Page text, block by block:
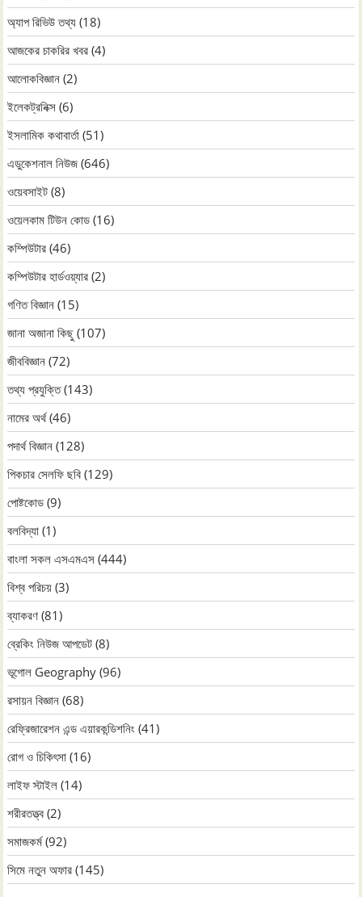
অ্যাপ রিভিউ তথ্য (18)
আজকের চাকরির খবর (4)
আলোকবিজ্ঞান (2)
ইলেকট্রনিক্স (6)
ইসলামিক কথাবার্তা (51)
এডুকেশনাল নিউজ (646)
ওয়েবসাইট (8)
ওয়েলকাম টিউন কোড (16)
কম্পিউটার (46)
কম্পিউটার হার্ডওয়্যার (2)
গণিত বিজ্ঞান (15)
জানা অজানা কিছু (107)
জীববিজ্ঞান (72)
তথ্য প্রযুক্তি(143)
নামের অর্থ(46)
পদার্থ বিজ্ঞান (128)
পিকচার সেলফি ছবি (129)
পোষ্টকোড (9)
বলবিদ্যা (1)
বাংলা সকল এসএমএস (444)
বিশ্ব পরিচয় (3)
ব্যাকরণ (81)
ব্রেকিং নিউজ আপডেট (8)
ভূগোল Geography (96)
রসায়ন বিজ্ঞান (68)
রেফ্রিজারেশন এন্ড এয়ারকন্ডিশনিং (41)
রোগ ও চিকিৎসা (16)
লাইফ স্টাইল (14)
শরীরতত্ত্ব (2)
সমাজকর্ম(92)
সিমে নতুন ‍অফার (145)